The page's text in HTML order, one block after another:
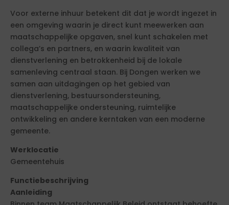
Voor externe inhuur betekent dit dat je wordt ingezet in
een omgeving waarin je direct kunt meewerken aan
maatschappelijke opgaven, snel kunt schakelen met
collega’s en partners, en waarin kwaliteit van
dienstverlening en betrokkenheid bij de lokale
samenleving centraal staan. Bij Dongen werken we
samen aan uitdagingen op het gebied van
dienstverlening, bestuursondersteuning,
maatschappelijke ondersteuning, ruimtelijke
ontwikkeling en andere kerntaken van een moderne
gemeente.
Werklocatie
Gemeentehuis
Functiebeschrijving
Aanleiding